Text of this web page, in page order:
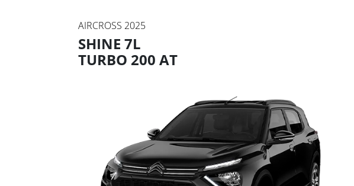
AIRCROSS 2025
SHINE 7L
TURBO 200 AT